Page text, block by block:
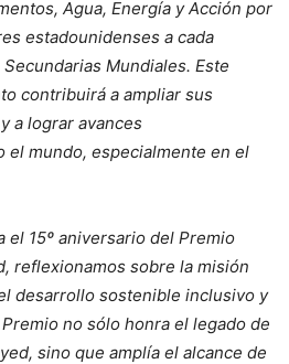
Agua, Energía y Acción por
estadounidenses a cada
Mundiales. Este
contribuirá a ampliar sus
a lograr avances
el mundo, especialmente en el
el 15º aniversario del Premio
reflexionamos sobre la misión
desarrollo sostenible inclusivo y
no sólo honra el legado de
sino que amplía el alcance de